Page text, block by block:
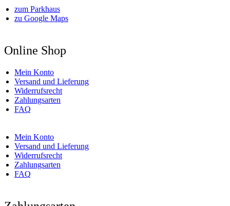
zum Parkhaus
zu Google Maps
Online Shop
Mein Konto
Versand und Lieferung
Widerrufsrecht
Zahlungsarten
FAQ
Mein Konto
Versand und Lieferung
Widerrufsrecht
Zahlungsarten
FAQ